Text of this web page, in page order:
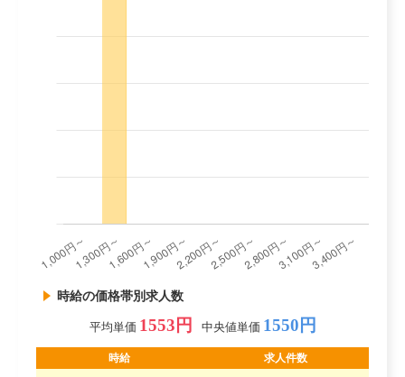
時給の価格帯別求人数
平均単価 1553円 中央値単価 1550円
時給 求人件数